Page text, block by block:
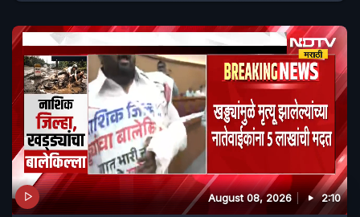
August 08, 2026 2:10